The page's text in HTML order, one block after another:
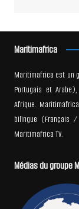
Maritimafrica
Maritimafrica est un
Portugais et
Afrique.
bilingue (Français /
Maritimafrica TV.
Médias du groupe